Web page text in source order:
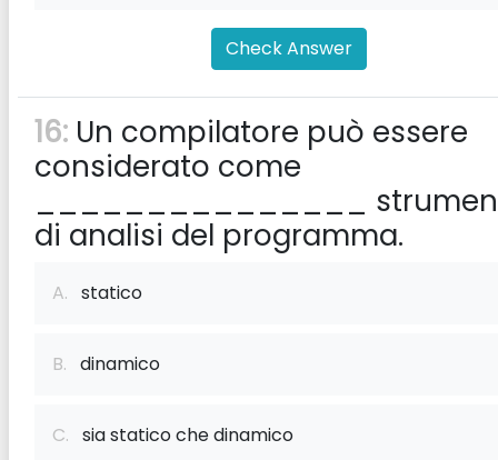
Check Answer
16: Un compilatore può essere
considerato come
_______________
di analisi del programma.
A. statico
B. dinamico
C. sia statico che dinamico